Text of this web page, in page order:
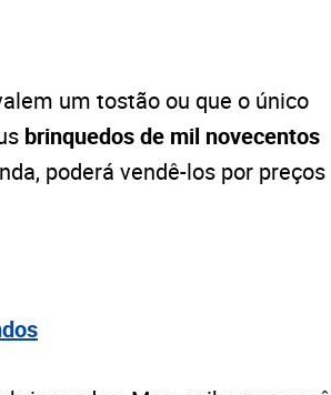
um tostão ou que o único
brinquedosde mil novecentos
poderá vendê-los por preços